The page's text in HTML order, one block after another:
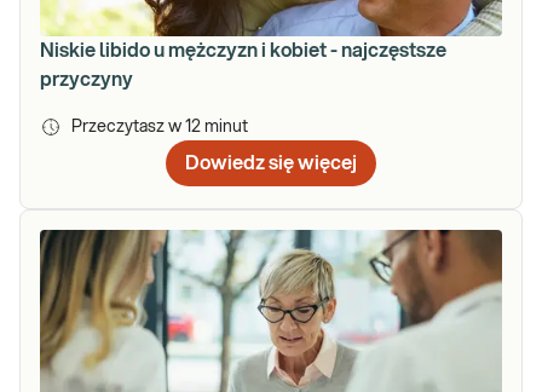
Niskie libido u mężczyzn i kobiet - najczęstsze
przyczyny
Przeczytasz w 12 minut
Dowiedz się więcej